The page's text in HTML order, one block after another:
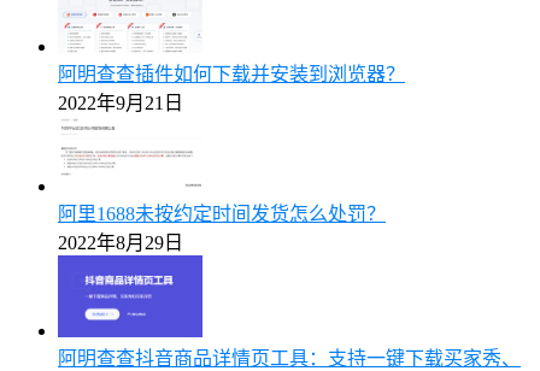
阿明查查插件如何下载并安装到浏览器？
2022年9月21日
阿里1688未按约定时间发货怎么处罚？
2022年8月29日
阿明查查抖音商品详情页工具：支持一键下载买家秀、